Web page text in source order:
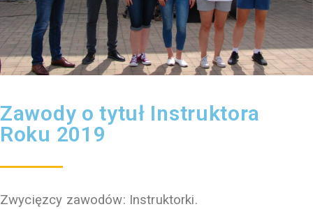
Zawody o tytuł Instruktora
Roku 2019
Zwycięzcy zawodów: Instruktorki.